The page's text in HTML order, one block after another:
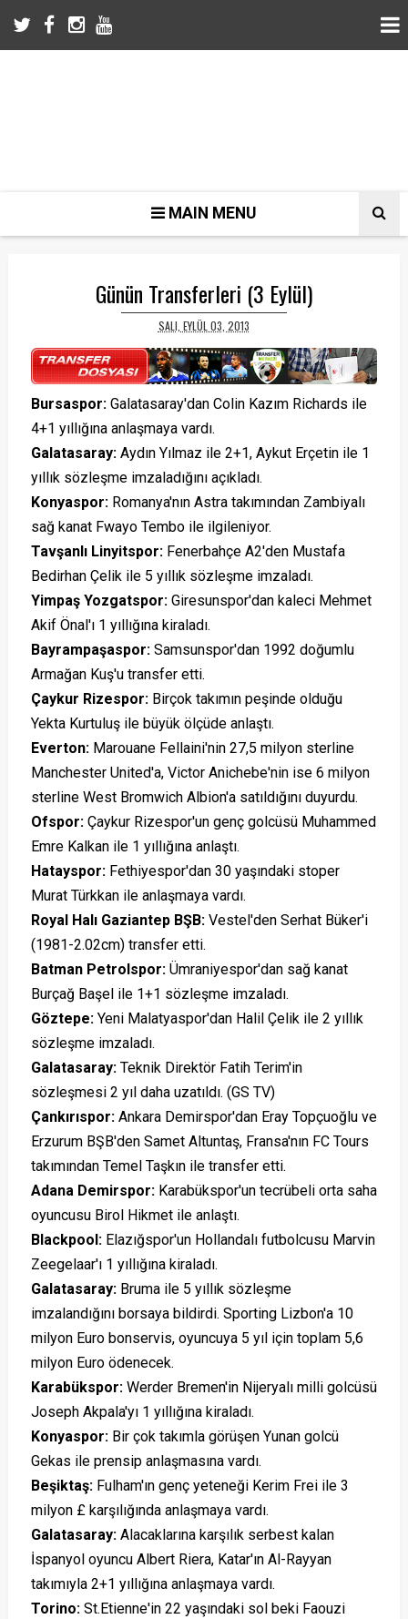
MAIN MENU
Günün Transferleri (3 Eylül)
SALI, EYLÜL 03, 2013
Bursaspor:Galatasaray'dan Colin Kazım Richards ile
4+1 yıllığına anlaşmaya vardı.
Galatasaray:Aydın Yılmaz ile 2+1, Aykut Erçetin ile 1
yıllık sözleşme imzaladığını açıkladı.
Konyaspor:Romanya'nın Astra takımından Zambiyalı
sağ kanat Fwayo Tembo ile ilgileniyor.
Tavşanlı Linyitspor:Fenerbahçe A2'den Mustafa
Bedirhan Çelik ile 5 yıllık sözleşme imzaladı.
Yimpaş Yozgatspor:Giresunspor'dan kaleci Mehmet
Akif Önal'ı 1 yıllığına kiraladı.
Bayrampaşaspor:Samsunspor'dan 1992 doğumlu
Armağan Kuş'u transfer etti.
Çaykur Rizespor:Birçok takımın peşinde olduğu
Yekta Kurtuluş ile büyük ölçüde anlaştı.
Everton:Marouane Fellaini'nin 27,5 milyon sterline
Manchester United'a, Victor Anichebe'nin ise 6 milyon
sterline West Bromwich Albion'a satıldığını duyurdu.
Ofspor:Çaykur Rizespor'un genç golcüsü Muhammed
Emre Kalkan ile 1 yıllığına anlaştı.
Hatayspor:Fethiyespor'dan 30 yaşındaki stoper
Murat Türkkan ile anlaşmaya vardı.
Royal Halı Gaziantep BŞB:Vestel'den Serhat Büker'i
(1981-2.02cm) transfer etti.
Batman Petrolspor:Ümraniyespor'dan sağ kanat
Burçağ Başel ile 1+1 sözleşme imzaladı.
Göztepe:Yeni Malatyaspor'dan Halil Çelik ile 2 yıllık
sözleşme imzaladı.
Galatasaray:Teknik Direktör Fatih Terim'in
sözleşmesi 2 yıl daha uzatıldı. (GS TV)
Çankırıspor:Ankara Demirspor'dan Eray Topçuoğlu ve
Erzurum BŞB'den Samet Altuntaş, Fransa'nın FC Tours
takımından Temel Taşkın ile transfer etti.
Adana Demirspor:Karabükspor'un tecrübeli orta saha
oyuncusu Birol Hikmet ile anlaştı.
Blackpool:Elazığspor'un Hollandalı futbolcusu Marvin
Zeegelaar'ı 1 yıllığına kiraladı.
Galatasaray:Bruma ile 5 yıllık sözleşme
imzalandığını borsaya bildirdi. Sporting Lizbon'a 10
milyon Euro bonservis, oyuncuya 5 yıl için toplam 5,6
milyon Euro ödenecek.
Karabükspor:Werder Bremen'in Nijeryalı milli golcüsü
Joseph Akpala'yı 1 yıllığına kiraladı.
Konyaspor:Bir çok takımla görüşen Yunan golcü
Gekas ile prensip anlaşmasına vardı.
Beşiktaş:Fulham'ın genç yeteneği Kerim Frei ile 3
milyon £ karşılığında anlaşmaya vardı.
Galatasaray:Alacaklarına karşılık serbest kalan
İspanyol oyuncu Albert Riera, Katar'ın Al-Rayyan
takımıyla 2+1 yıllığına anlaşmaya vardı.
Torino:St.Etienne'in 22 yaşındaki sol beki Faouzi